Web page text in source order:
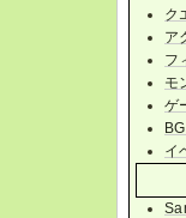
ク
ア
フ
モ
ゲ
イ